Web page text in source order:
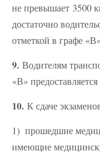
не превышает 3500
достаточно
отметкой в графе
9. Водителям
«В»
10. К сдаче
1) прошедшие
имеющие